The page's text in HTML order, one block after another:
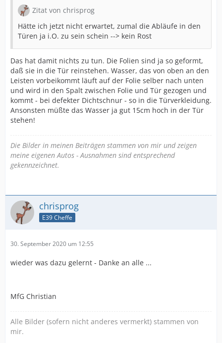
Zitat von chrisprog
Hätte ich jetzt nicht erwartet, zumal die Abläufe in den
Türen ja i.O. zu sein schein --> kein Rost
Das hat damit nichts zu tun. Die Folien sind ja so geformt,
daß sie in die Tür reinstehen. Wasser, das von oben an den
Leisten vorbeikommt läuft auf der Folie selber nach unten
und wird in den Spalt zwischen Folie und Tür gezogen und
kommt - bei defekter Dichtschnur - so in die Türverkleidung.
Ansonsten müßte das Wasser ja gut 15cm hoch in der Tür
stehen!
Die Bilder in meinen Beiträgen stammen von mir und zeigen
meine eigenen Autos - Ausnahmen sind entsprechend
gekennzeichnet.
chrisprog
E39 Cheffe
30. September 2020 um 12:55
wieder was dazu gelernt - Danke an alle ...
MfG Christian
Alle Bilder (sofern nicht anderes vermerkt) stammen von
mir.